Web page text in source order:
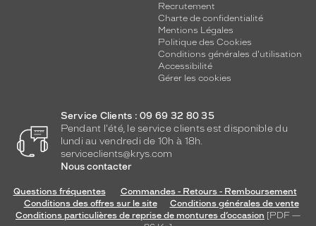
Recrutement
Charte de confidentialité
Mentions Légales
Politique des Cookies
Conditions générales d'utilisation
Accessibilité
Gérer les cookies
Service Clients : 09 69 32 80 35
Pendant l'été, le service clients est disponible du
lundi au vendredi de 10h à 18h.
serviceclients@krys.com
Nous contacter
Questions fréquentes
Commandes - Retours - Remboursement
Conditions des offres sur le site
Conditions générales de vente
Conditions particulières de reprise de montures d’occasion [PDF —